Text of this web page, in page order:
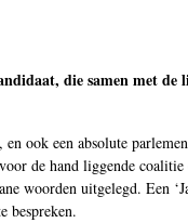
die samen met
en ook een absolute
de hand liggende
woorden uitgelegd.
bespreken.